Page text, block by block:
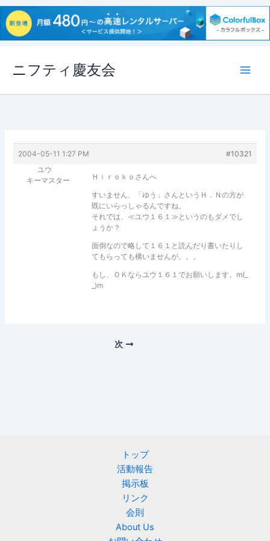
ス
ニフティ慶友会
2004-05-11 1:27 PM
#10321
ユウ
キーマスター
Ｈｉｒｏｋｏさんへ
すいません、「ゆう」さんというＨ．Ｎの方が
既にいらっしゃるんですね。
それでは、≪ユウ１６１≫というのもダメでし
ょうか？
面倒なので略して１６１と読んだり書いたりし
てもらっても構いませんが。。。
もし、ＯＫならユウ１６１でお願いします。m(_
_)m
次
トップ
活動報告
掲示板
リンク
会則
About Us